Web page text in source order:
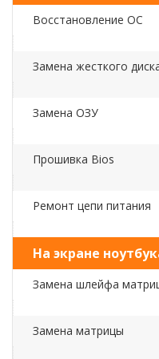
Восстановление ОС
Замена жесткого
Замена ОЗУ
Прошивка Bios
Ремонт цепи питания
На экране
Замена шлейфа
Замена матрицы